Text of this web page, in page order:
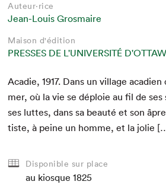
Auteur·rice
Jean-Louis Grosmaire
Maison d'édition
PRESSES DE L'UNIVERSITÉ
Acadie,1917. Dans un vil­lage aca­di­en
mer, où la vie se déploie au fil de ses
ses luttes, dans sa beauté et son
tiste, à peine un homme, et la jolie
Disponible sur place
au kiosque 1825